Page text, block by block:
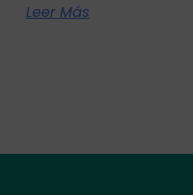
Leer Más